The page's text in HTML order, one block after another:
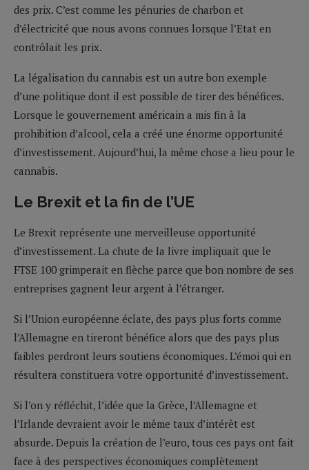
des prix. C’est comme les pénuries de charbon et
d’électricité que nous avons connues lorsque l’Etat en
contrôlait les prix.
La légalisation du cannabis est un autre bon exemple
d’une politique dont il est possible de tirer des bénéfices.
Lorsque le gouvernement américain a mis fin à la
prohibition d’alcool, cela a créé une énorme opportunité
d’investissement. Aujourd’hui, la même chose a lieu pour le
cannabis.
Le Brexit et la fin de l’UE
Le Brexit représente une merveilleuse opportunité
d’investissement. La chute de la livre impliquait que le
FTSE 100 grimperait en flèche parce que bon nombre de ses
entreprises gagnent leur argent à l’étranger.
Si l’Union européenne éclate, des pays plus forts comme
l’Allemagne en tireront bénéfice alors que des pays plus
faibles perdront leurs soutiens économiques. L’émoi qui en
résultera constituera votre opportunité d’investissement.
Si l’on y réfléchit, l’idée que la Grèce, l’Allemagne et
l’Irlande devraient avoir le même taux d’intérêt est
absurde. Depuis la création de l’euro, tous ces pays ont fait
face à des perspectives économiques complètement